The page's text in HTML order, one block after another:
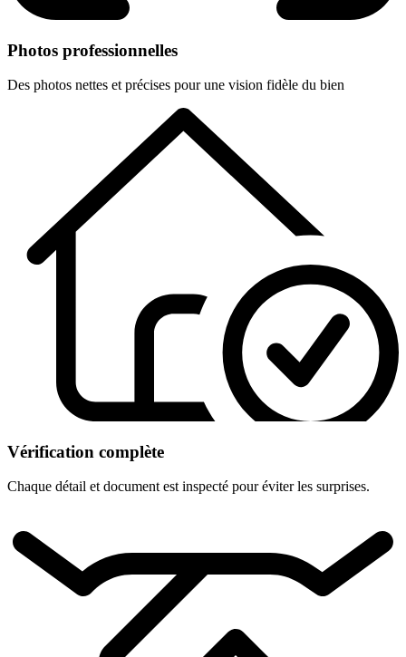
Photos professionnelles
Des photos nettes et précises pour une vision fidèle du bien
Vérification complète
Chaque détail et document est inspecté pour éviter les surprises.